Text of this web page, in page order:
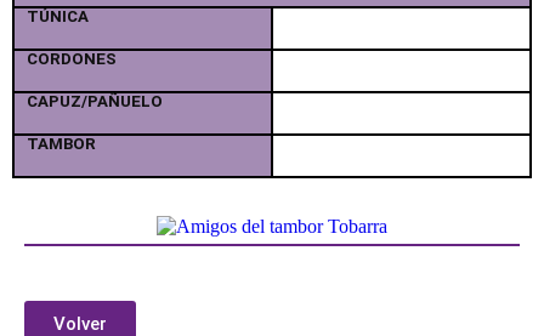
TÚNICA
CORDONES
CAPUZ/PAÑUELO
TAMBOR
Volver